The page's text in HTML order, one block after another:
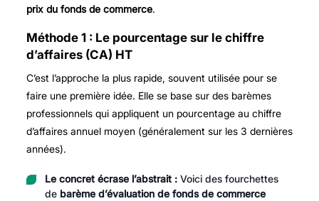
prix du fonds de commerce.
Méthode 1 : Le pourcentage sur le chiffre
d’affaires (CA) HT
C’est l’approche la plus rapide, souvent utilisée pour se
faire une première idée. Elle se base sur des barèmes
professionnels qui appliquent un pourcentage au chiffre
d’affaires annuel moyen (généralement sur les 3 dernières
années).
Le concret écrase l’abstrait :Voici des fourchettes
de barème d’évaluation de fonds de commerce